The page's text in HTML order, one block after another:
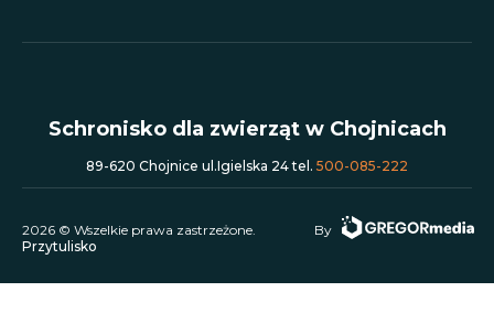
Schronisko dla zwierząt w Chojnicach
89-620 Chojnice ul.Igielska 24 tel. 500-085-222
2026 © Wszelkie prawa zastrzeżone.
Przytulisko
By